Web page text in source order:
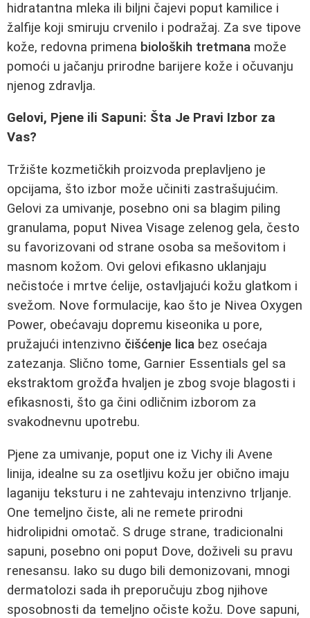
hidratantna mleka ili biljni čajevi poput kamilice i
žalfije koji smiruju crvenilo i podražaj. Za sve tipove
kože, redovna primena bioloških tretmana može
pomoći u jačanju prirodne barijere kože i očuvanju
njenog zdravlja.
Gelovi, Pjene ili Sapuni: Šta Je Pravi Izbor za
Vas?
Tržište kozmetičkih proizvoda preplavljeno je
opcijama, što izbor može učiniti zastrašujućim.
Gelovi za umivanje, posebno oni sa blagim piling
granulama, poput Nivea Visage zelenog gela, često
su favorizovani od strane osoba sa mešovitom i
masnom kožom. Ovi gelovi efikasno uklanjaju
nečistoće i mrtve ćelije, ostavljajući kožu glatkom i
svežom. Nove formulacije, kao što je Nivea Oxygen
Power, obećavaju dopremu kiseonika u pore,
pružajući intenzivno čišćenje lica bez osećaja
zatezanja. Slično tome, Garnier Essentials gel sa
ekstraktom grožđa hvaljen je zbog svoje blagosti i
efikasnosti, što ga čini odličnim izborom za
svakodnevnu upotrebu.
Pjene za umivanje, poput one iz Vichy ili Avene
linija, idealne su za osetljivu kožu jer obično imaju
laganiju teksturu i ne zahtevaju intenzivno trljanje.
One temeljno čiste, ali ne remete prirodni
hidrolipidni omotač. S druge strane, tradicionalni
sapuni, posebno oni poput Dove, doživeli su pravu
renesansu. Iako su dugo bili demonizovani, mnogi
dermatolozi sada ih preporučuju zbog njihove
sposobnosti da temeljno očiste kožu. Dove sapuni,